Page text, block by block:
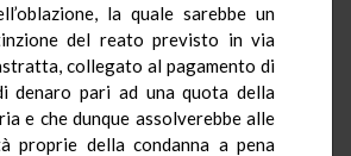
la quale sarebbe un
del reato previsto in via
collegato al pagamento di
denaro pari ad una quota della
e che dunque assolverebbe alle
proprie della condanna a pena